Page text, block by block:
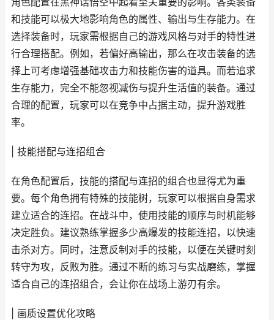
和技能可以极大地影响角色的属性、输出与生存能力。在
选择装备时，玩家需根据自己的游戏风格与对手的特性进
行合理搭配。例如，若偏好高输出，那么在攻击装备的选
择上可考虑增强基础攻击力和技能伤害的道具。而若追求
生存能力，完全不能忽视减伤与提升生活值的装备。通过
合理的配置，玩家可以在竞争中占据主动，提升游戏胜
率。
| 技能搭配与连招组合
在角色配置后，技能的搭配与连招的组合也显得尤为重
要。每个角色拥有特殊的技能树，玩家可以根据自身需求
建立适合的连招。在战斗中，使用技能的顺序与时机能够
决定胜负。建议熟练掌握多少高爆发的技能连招，以快速
击杀对方。同时，注意反制对手的技能，以便在关键时刻
转守为攻，反败为胜。通过不断的练习与实战磨练，掌握
适合自己的连招组合，会让你在战场上游刃有余。
| 画质设置优化攻略